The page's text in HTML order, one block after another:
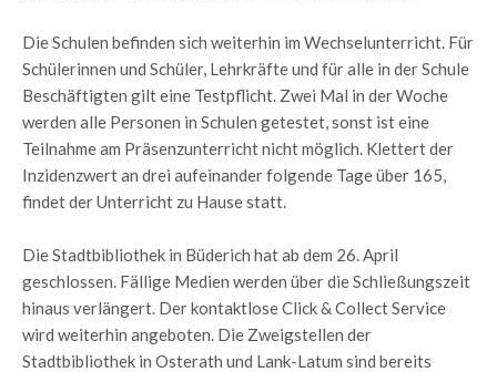
Die Schulen befinden sich weiterhin im Wechselunterricht. Für
Schülerinnen und Schüler, Lehrkräfte und für alle in der Schule
Beschäftigten gilt eine Testpflicht. Zwei Mal in der Woche
werden alle Personen in Schulen getestet, sonst ist eine
Teilnahme am Präsenzunterricht nicht möglich. Klettert der
Inzidenzwert an drei aufeinander folgende Tage über 165,
findet der Unterricht zu Hause statt.
Die Stadtbibliothek in Büderich hat ab dem 26. April
geschlossen. Fällige Medien werden über die Schließungszeit
hinaus verlängert. Der kontaktlose Click & Collect Service
wird weiterhin angeboten. Die Zweigstellen der
Stadtbibliothek in Osterath und Lank-Latum sind bereits